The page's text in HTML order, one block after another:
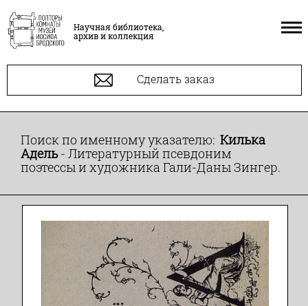
Научная библиотека,
архив и коллекция
Сделать заказ
Поиск по именному указателю: Килька
Адель- Литературный псевдоним
поэтессы и художника Гали-Даны Зингер.